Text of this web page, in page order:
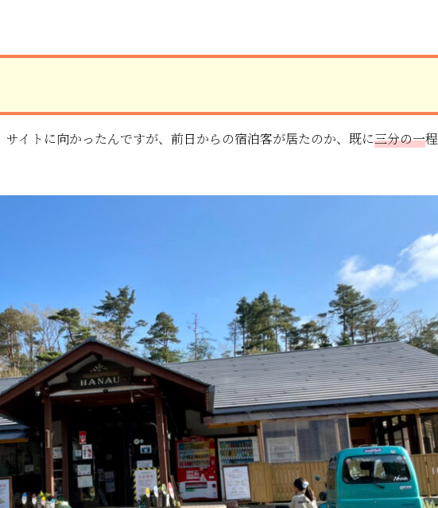
イトに向かったんですが、前日からの宿泊客が居たのか、既に三分の一程